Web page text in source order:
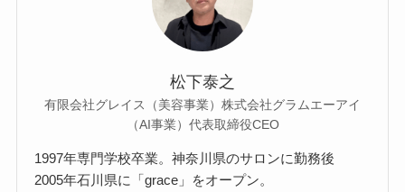
松下泰之
有限会社グレイス（美容事業）株式会社グラムエーアイ
（AI事業）代表取締役CEO
1997年専門学校卒業。神奈川県のサロンに勤務後
2005年石川県に「grace」をオープン。